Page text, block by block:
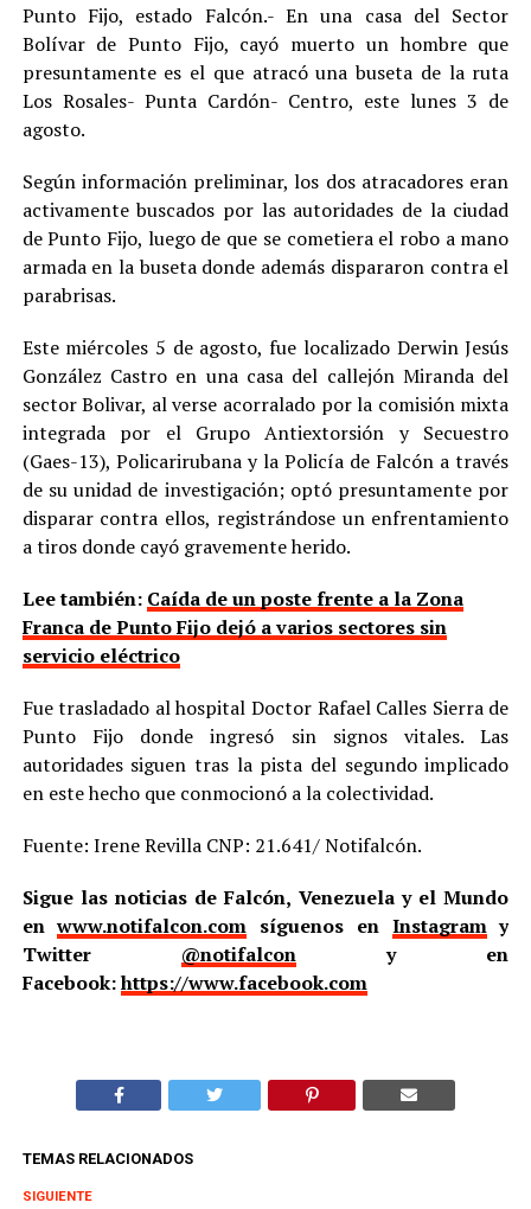
Punto Fijo, estado Falcón.- En una casa del Sector
Bolívar de Punto Fijo, cayó muerto un hombre que
presuntamente es el que atracó una buseta de la ruta
Los Rosales- Punta Cardón- Centro, este lunes 3 de
agosto.
Según información preliminar, los dos atracadores eran
activamente buscados por las autoridades de la ciudad
de Punto Fijo, luego de que se cometiera el robo a mano
armada en la buseta donde además dispararon contra el
parabrisas.
Este miércoles 5 de agosto, fue localizado Derwin Jesús
González Castro en una casa del callejón Miranda del
sector Bolivar, al verse acorralado por la comisión mixta
integrada por el Grupo Antiextorsión y Secuestro
(Gaes-13), Policarirubana y la Policía de Falcón a través
de su unidad de investigación; optó presuntamente por
disparar contra ellos, registrándose un enfrentamiento
a tiros donde cayó gravemente herido.
Lee también: Caída de un poste frente a la Zona
Franca de Punto Fijo dejó a varios sectores sin
servicio eléctrico
Fue trasladado al hospital Doctor Rafael Calles Sierra de
Punto Fijo donde ingresó sin signos vitales. Las
autoridades siguen tras la pista del segundo implicado
en este hecho que conmocionó a la colectividad.
Fuente: Irene Revilla CNP: 21.641/ Notifalcón.
Sigue las noticias de Falcón, Venezuela y el Mundo
enwww.notifalcon.com síguenos en Instagramy
Twitter @notifalcony en
Facebook:https://www.facebook.com
TEMAS RELACIONADOS
SIGUIENTE